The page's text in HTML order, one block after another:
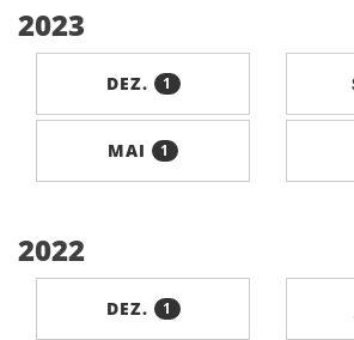
2023
DEZ. 1
MAI 1
2022
DEZ. 1